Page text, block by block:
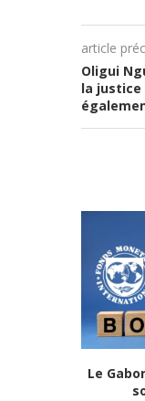
article
Oligui
la justice
Le